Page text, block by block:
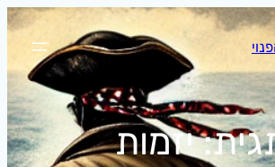
יזמות